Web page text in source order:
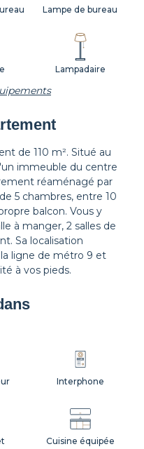
Lampe de bureau
Décorations
Lampadaire
Lampe de chevet
de 110 m². Situé au
immeuble du centre
réaménagé par
5 chambres, entre 10
balcon. Vous y
à manger, 2 salles de
Sa localisation
ligne de métro 9 et
à vos pieds.
Cuisine équipée
Interphone